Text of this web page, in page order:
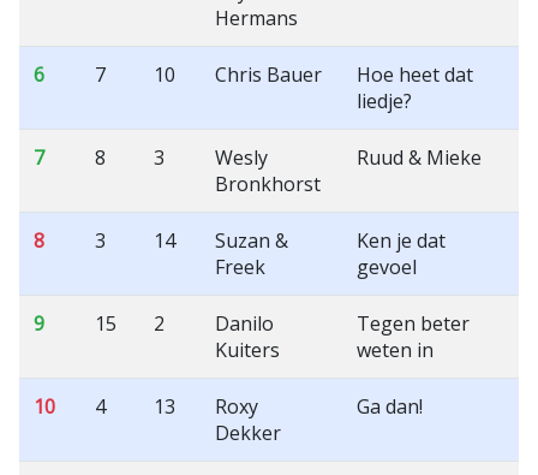
Hermans
6 7 10 Chris Bauer
Hoe heet dat
liedje?
7 8 3
Wesly
Bronkhorst
Ruud & Mieke
8 3 14
Suzan &
Freek
Ken je dat
gevoel
9 15 2
Danilo
Kuiters
Tegen beter
weten in
10 4 13
Roxy
Dekker
Ga dan!